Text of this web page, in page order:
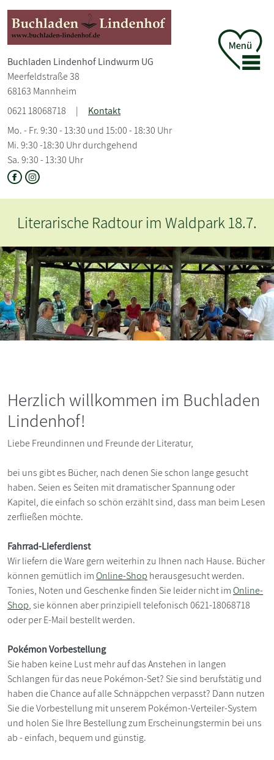
Buchladen Lindenhof Lindwurm UG
Meerfeldstraße 38
68163 Mannheim
0621 18068718
|
Kontakt
Mo. - Fr. 9:30 - 13:30 und 15:00 - 18:30 Uhr
Mi. 9:30 -18:30 Uhr durchgehend
Sa. 9:30 - 13:30 Uhr
18.7. Herzlich
Herzlich willkommen im Buchladen
Lindenhof!
Liebe Freundinnen und Freunde der Literatur,
bei uns gibt es Bücher, nach denen Sie schon lange gesucht
haben. Seien es Seiten mit dramatischer Spannung oder
Kapitel, die einfach so schön erzählt sind, dass man beim Lesen
zerfließen möchte.
Fahrrad-Lieferdienst
Wir liefern die Ware gern weiterhin zu Ihnen nach Hause. Bücher
können gemütlich imOnline-Shop herausgesucht werden.
Tonies, Noten und Geschenke finden Sie leider nicht imOnline-
Shop, sie können aber prinzipiell telefonisch 0621-18068718
oder per E-Mail bestellt werden.
Pokémon Vorbestellung
Sie haben keine Lust mehr auf das Anstehen in langen
Schlangen für das neue Pokémon-Set? Sie sind berufstätig und
haben die Chance auf alle Schnäppchen verpasst? Dann nutzen
Sie die Vorbestellung mit unserem Pokémon-Verteiler-System
und holen Sie Ihre Bestellung zum Erscheinungstermin bei uns
ab - einfach, bequem und günstig.